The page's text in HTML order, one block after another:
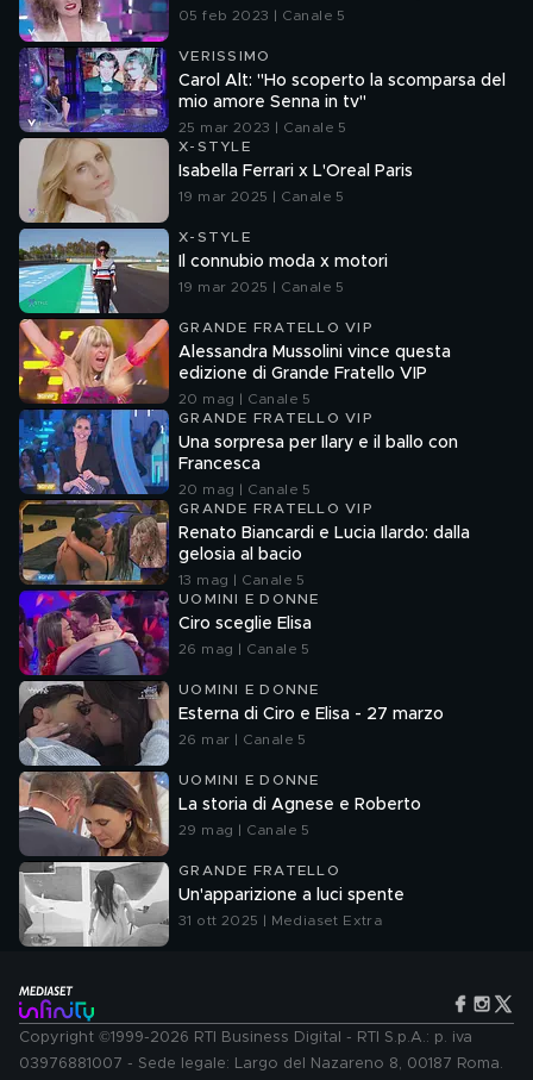
05 feb 2023 | Canale 5
VERISSIMO
Carol Alt: "Ho scoperto la scomparsa del
mio amore Senna in tv"
25 mar 2023 | Canale 5
X-STYLE
Isabella Ferrari x L'Oreal Paris
19 mar 2025 | Canale 5
X-STYLE
Il connubio moda x motori
19 mar 2025 | Canale 5
GRANDE FRATELLO VIP
Alessandra Mussolini vince questa
edizione di Grande Fratello VIP
20 mag | Canale 5
GRANDE FRATELLO VIP
Una sorpresa per Ilary e il ballo con
Francesca
20 mag | Canale 5
GRANDE FRATELLO VIP
Renato Biancardi e Lucia Ilardo: dalla
gelosia al bacio
13 mag | Canale 5
UOMINI E DONNE
Ciro sceglie Elisa
26 mag | Canale 5
UOMINI E DONNE
Esterna di Ciro e Elisa - 27 marzo
26 mar | Canale 5
UOMINI E DONNE
La storia di Agnese e Roberto
29 mag | Canale 5
GRANDE FRATELLO
Un'apparizione a luci spente
31 ott 2025 | Mediaset Extra
Copyright ©1999-2026 RTI Business Digital - RTI S.p.A.: p. iva
03976881007 - Sede legale: Largo del Nazareno 8, 00187 Roma.